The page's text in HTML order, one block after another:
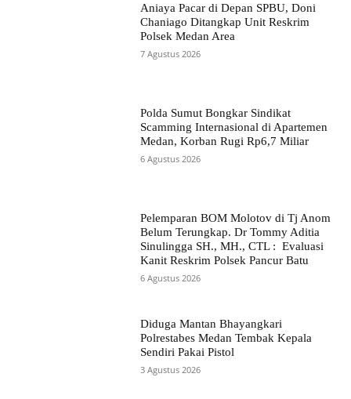
Aniaya Pacar di Depan SPBU, Doni
Chaniago Ditangkap Unit Reskrim
Polsek Medan Area
7 Agustus 2026
Polda Sumut Bongkar Sindikat
Scamming Internasional di Apartemen
Medan, Korban Rugi Rp6,7 Miliar
6 Agustus 2026
Pelemparan BOM Molotov di Tj Anom
Belum Terungkap. Dr Tommy Aditia
Sinulingga SH., MH., CTL : Evaluasi
Kanit Reskrim Polsek Pancur Batu
6 Agustus 2026
Diduga Mantan Bhayangkari
Polrestabes Medan Tembak Kepala
Sendiri Pakai Pistol
3 Agustus 2026